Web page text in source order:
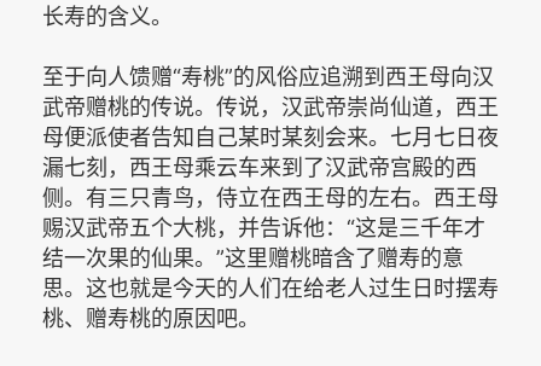
长寿的含义。
至于向人馈赠“寿桃”的风俗应追溯到西王母向汉
武帝赠桃的传说。传说，汉武帝崇尚仙道，西王
母便派使者告知自己某时某刻会来。七月七日夜
漏七刻，西王母乘云车来到了汉武帝宫殿的西
侧。有三只青鸟，侍立在西王母的左右。西王母
赐汉武帝五个大桃，并告诉他：“这是三千年才
结一次果的仙果。”这里赠桃暗含了赠寿的意
思。这也就是今天的人们在给老人过生日时摆寿
桃、赠寿桃的原因吧。